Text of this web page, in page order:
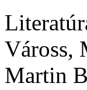
Váross,
Martin